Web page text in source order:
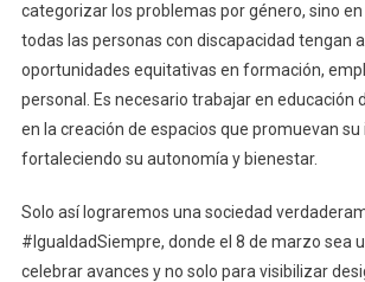
categorizar los problemas por género, sino
todas las personas con discapacidad tengan
oportunidades equitativas en formación,
personal. Es necesario trabajar en educación
en la creación de espacios que promuevan
fortaleciendo su autonomía y bienestar.
Solo así lograremos una sociedad
#IgualdadSiempre, donde el 8 de marzo sea
celebrar avances y no solo para visibilizar